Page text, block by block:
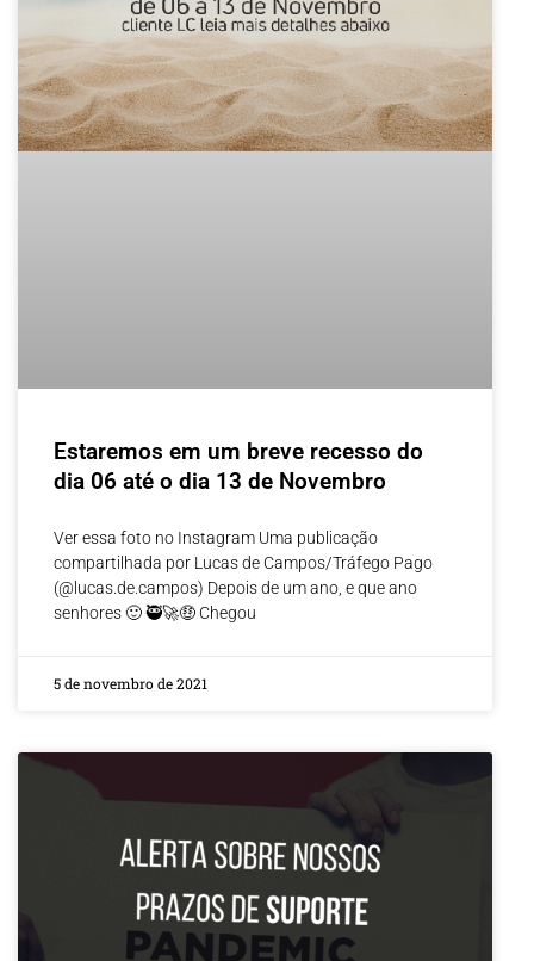
Estaremos em um breve recesso do
dia 06 até o dia 13 de Novembro
Ver essa foto no Instagram Uma publicação
compartilhada por Lucas de Campos/Tráfego Pago
(@lucas.de.campos) Depois de um ano, e que ano
senhores 🙂 🥷🚀🤑 Chegou
5 de novembro de 2021